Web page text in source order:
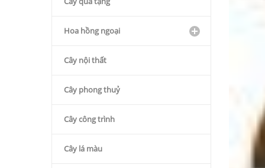
Hoa hồng ngoại
Cây nội thất
Cây phong thuỷ
Cây công trình
Cây lá màu